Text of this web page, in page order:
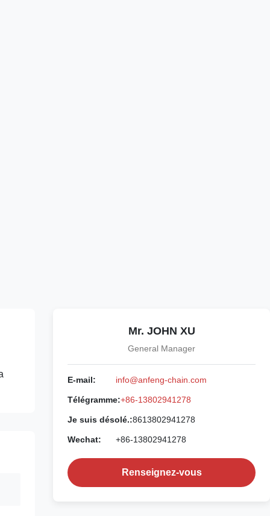
Mr. JOHN XU
General Manager
E-mail: info@anfeng-chain.com
Télégramme:+86-13802941278
Je suis désolé.:8613802941278
Wechat: +86-13802941278
Renseignez-vous